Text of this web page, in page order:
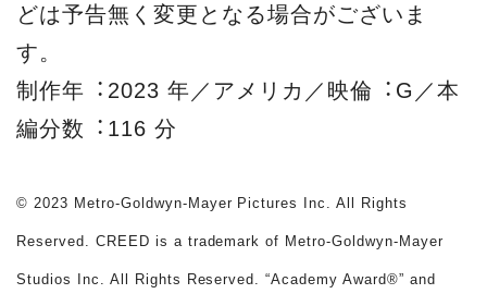
どは予告無く変更となる場合がございま
す。
制作年︓2023 年／アメリカ／映倫︓G／本
編分数︓116 分
© 2023 Metro-Goldwyn-Mayer Pictures Inc. All Rights
Reserved. CREED is a trademark of Metro-Goldwyn-Mayer
Studios Inc. All Rights Reserved. “Academy Award®” and